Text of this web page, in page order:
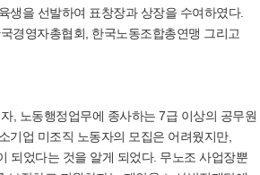
생을 선발하여 표창장과 상장을 수여하였다.
경영자총협회, 한국노동조합총연맹 그리고
, 노동행정업무에 종사하는 7급 이상의 공무원
기업 미조직 노동자의 모집은 어려웠지만,
되었다는 것을 알게 되었다. 무노조 사업장뿐